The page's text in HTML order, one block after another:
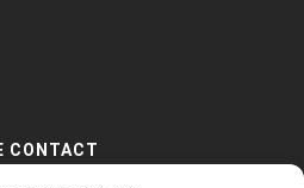
CONTACT